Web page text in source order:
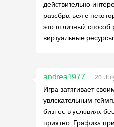
действительно
разобраться с
это отличный способ
виртуальные ресурсы!
andrea1977
20
Игра затягивает
увлекательным
бизнес в условиях
приятно. Графика